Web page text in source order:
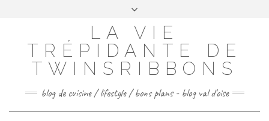
FACEBOOKINSTAGRAM
PINTEREST
CONTACTEZ-MOI
LA VIE
TRÉPIDANTE DE
TWINSRIBBONS
blog de cuisine / lifestyle / bons plans - blog val d'oise